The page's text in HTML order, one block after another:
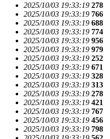
2025/10/03 19:33:19 278
2025/10/03 19:33:19 766
2025/10/03 19:33:19 688
2025/10/03 19:33:19 774
2025/10/03 19:33:19 956
2025/10/03 19:33:19 979
2025/10/03 19:33:19 252
2025/10/03 19:33:19 671
2025/10/03 19:33:19 328
2025/10/03 19:33:19 313
2025/10/03 19:33:19 278
2025/10/03 19:33:19 421
2025/10/03 19:33:19 767
2025/10/03 19:33:19 456
2025/10/03 19:33:19 798